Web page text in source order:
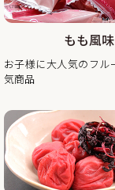
何かとご迷惑をお
りますよう宜しく
※2025年12月20日
（火曜日）以降の出
2025年
最終出荷
2025年12月28
日） 休 業
2026
もも風味
お子様に大人気のフル
気商品